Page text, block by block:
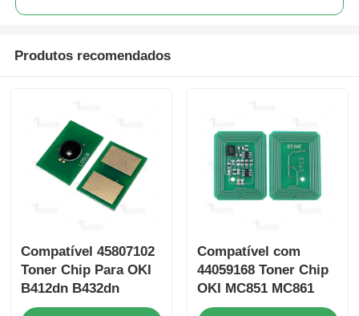
Produtos recomendados
Compatível 45807102
Toner Chip Para OKI
B412dn B432dn
B512dn MB472dnw
Compatível com
44059168 Toner Chip
OKI MC851 MC861
MFP